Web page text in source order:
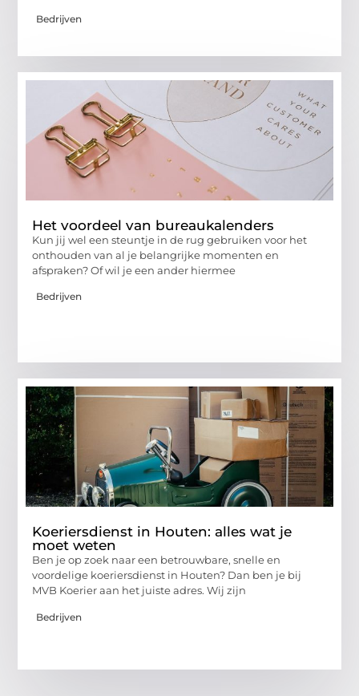
Bedrijven
Het voordeel van bureaukalenders
Kun jij wel een steuntje in de rug gebruiken voor het
onthouden van al je belangrijke momenten en
afspraken? Of wil je een ander hiermee
Bedrijven
Koeriersdienst in Houten: alles wat je
moet weten
Ben je op zoek naar een betrouwbare, snelle en
voordelige koeriersdienst in Houten? Dan ben je bij
MVB Koerier aan het juiste adres. Wij zijn
Bedrijven